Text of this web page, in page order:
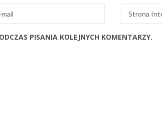
PISANIA KOLEJNYCH KOMENTARZY.